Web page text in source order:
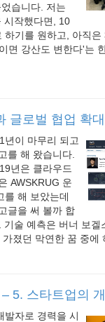
습니다. 저는
시작했다면, 10
하기를 원하고, 아직
면 강산도 변한다'는
글로벌 협업 확
년이 마무리 되고
를 해 왔습니다.
년은 클라우드
AWSKRUG 운
를 해 보았는데
글을 써 볼까 합
술 예측은 버너 보겔
졌던 막연한 꿈 중에
5. 스타트업의
발자로 경력을 시